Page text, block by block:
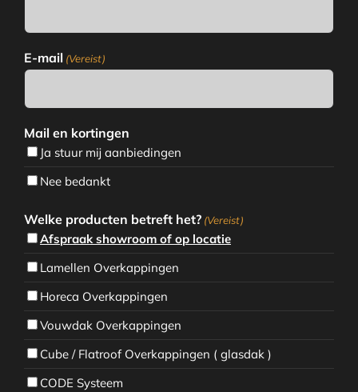
E-mail (Vereist)
Mail en kortingen
Ja stuur mij aanbiedingen
Nee bedankt
Welke producten betreft het? (Vereist)
Afspraak showroom of op locatie
Lamellen Overkappingen
Horeca Overkappingen
Vouwdak Overkappingen
Cube / Flatroof Overkappingen ( glasdak )
CODE Systeem